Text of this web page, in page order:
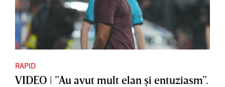
RAPID
VIDEO | ”Au avut mult elan şi entuziasm”.